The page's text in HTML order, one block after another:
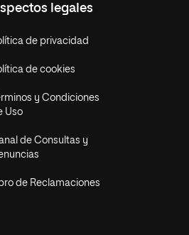
legales
de privacidad
de cookies
y Condiciones
Uso
de Consultas y
de Reclamaciones